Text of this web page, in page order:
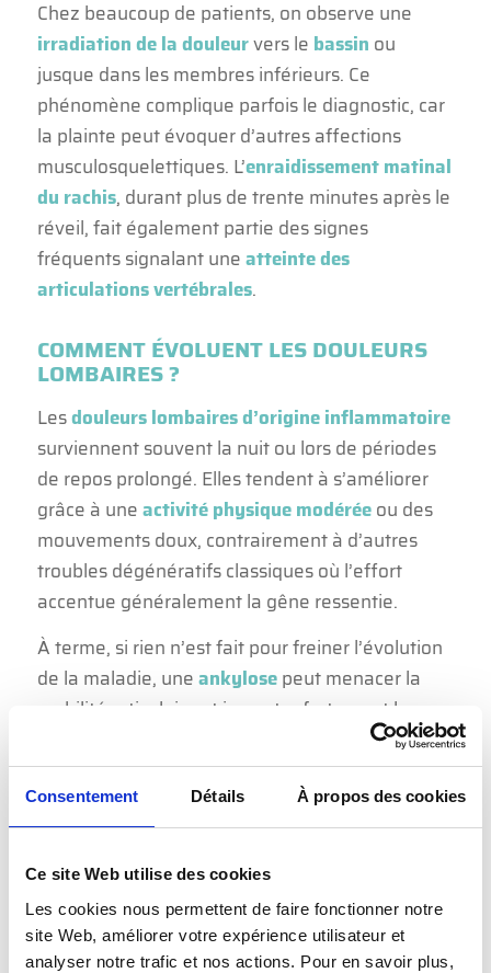
Consentement Détails À propos des cookies
Ce site Web utilise des cookies
Les cookies nous permettent de faire fonctionner notre
site Web, améliorer votre expérience utilisateur et
analyser notre trafic et nos actions. Pour en savoir plus,
Chez beaucoup de patients, on observe une
irradiation de la douleurvers le bassin ou
jusque dans les membres inférieurs. Ce
phénomène complique parfois le diagnostic, car
la plainte peut évoquer d’autres affections
musculosquelettiques. L’enraidissement matinal
du rachis, durant plus de trente minutes après le
réveil, fait également partie des signes
fréquents signalant uneatteinte des
articulations vertébrales.
COMMENT ÉVOLUENT LES DOULEURS
LOMBAIRES ?
Lesdouleurs lombaires d’origine inflammatoire
surviennent souvent la nuit ou lors de périodes
de repos prolongé. Elles tendent à s’améliorer
grâce à uneactivité physique modéréeou des
mouvements doux, contrairement à d’autres
troubles dégénératifs classiques où l’effort
accentue généralement la gêne ressentie.
À terme, si rien n’est fait pour freiner l’évolution
de la maladie, uneankylosepeut menacer la
mobilité articulaire et impacter fortement la
qualité de vie. D’où l’importance d’un repérage
rapide des signaux d’alarme et d’une prise en
charge adaptée.
QUELS AUTRES SIGNES
ACCOMPAGNENT LA MALADIE ?
Outre la douleur, certains malades remarquent
uneraideur persistanteallant dusacrum